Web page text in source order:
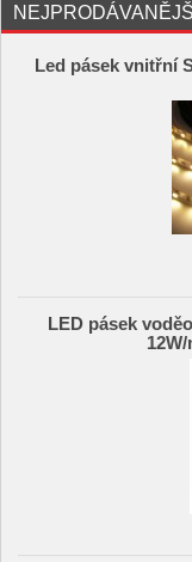
Led pásek vnitřní
LED pásek